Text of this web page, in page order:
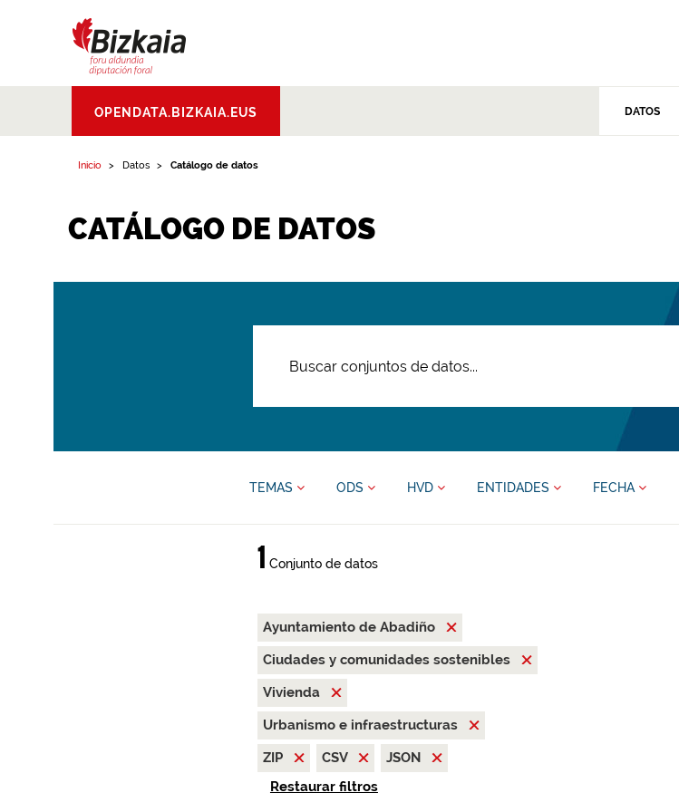
Aldundia.Diputacion
Foral de Bizkaia
OPENDATA.BIZKAIA.EUS DATOS
Inicio Datos Catálogo de datos
CATÁLOGO DE DATOS
TEMAS ODS HVD ENTIDADES FECHA
1 Conjunto de datos
Ayuntamiento de Abadiño
Ciudades y comunidades sostenibles
Vivienda
Urbanismo e infraestructuras
ZIP
CSV
JSON
Restaurar filtros